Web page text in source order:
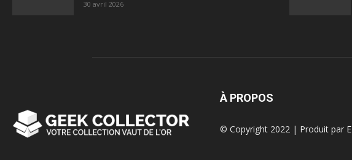
30 avril 2026
À PROPOS
© Copyright 2022 | Produit par